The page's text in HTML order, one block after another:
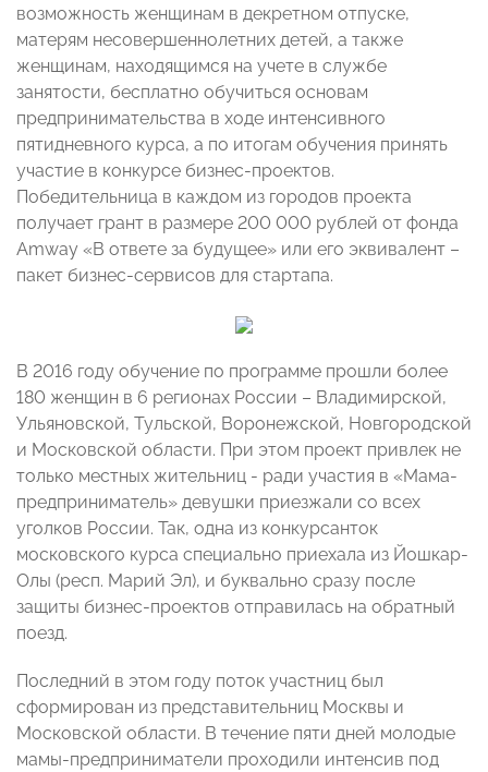
возможность женщинам в декретном отпуске,
матерям несовершеннолетних детей, а также
женщинам, находящимся на учете в службе
занятости, бесплатно обучиться основам
предпринимательства в ходе интенсивного
пятидневного курса, а по итогам обучения принять
участие в конкурсе бизнес-проектов.
Победительница в каждом из городов проекта
получает грант в размере 200 000 рублей от фонда
Amway «В ответе за будущее» или его эквивалент –
пакет бизнес-сервисов для стартапа.
В 2016 году обучение по программе прошли более
180 женщин в 6 регионах России – Владимирской,
Ульяновской, Тульской, Воронежской, Новгородской
и Московской области. При этом проект привлек не
только местных жительниц - ради участия в «Мама-
предприниматель» девушки приезжали со всех
уголков России. Так, одна из конкурсанток
московского курса специально приехала из Йошкар-
Олы (респ. Марий Эл), и буквально сразу после
защиты бизнес-проектов отправилась на обратный
поезд.
Последний в этом году поток участниц был
сформирован из представительниц Москвы и
Московской области. В течение пяти дней молодые
мамы-предприниматели проходили интенсив под